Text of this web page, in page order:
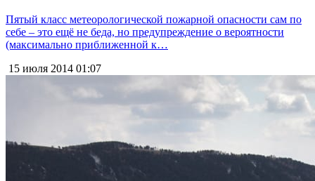
Пятый класс метеорологической пожарной опасности сам по
себе – это ещё не беда, но предупреждение о вероятности
(максимально приближенной к…
15 июля 2014 01:07